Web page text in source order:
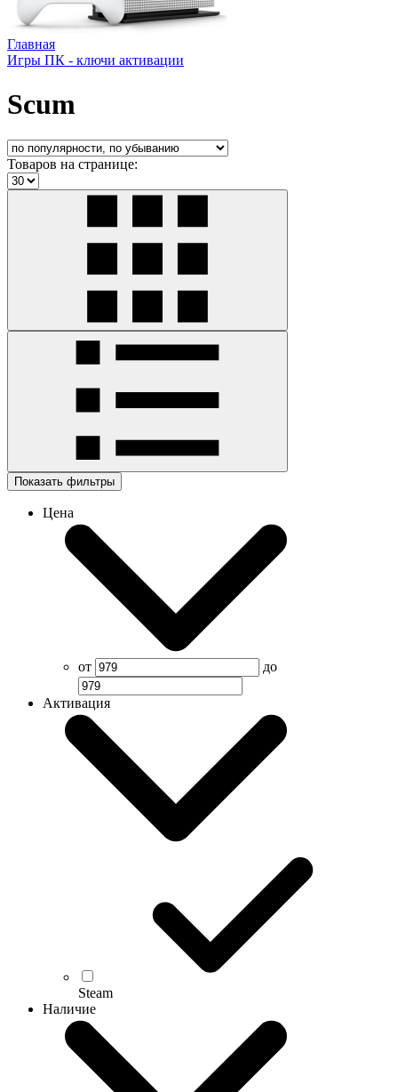
Главная
Игры ПК - ключи активации
Scum
Товаров на странице:
Показать фильтры
Цена
от до
Активация
Steam
Наличие